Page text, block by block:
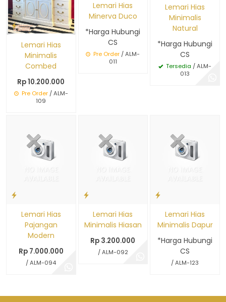
Lemari Hias
Minimalis
Combed
Rp 10.200.000
Pre Order/ ALM-
109
Lemari Hias
Minerva Duco
*Harga Hubungi
CS
Pre Order / ALM-
011
Lemari Hias
Minimalis
Natural
*Harga Hubungi
CS
Tersedia / ALM-
013
Lemari Hias
Pajangan
Modern
Rp 7.000.000
/ ALM-094
Lemari Hias
Minimalis Hiasan
Rp 3.200.000
/ ALM-092
Lemari Hias
Minimalis Dapur
*Harga Hubungi
CS
/ ALM-123